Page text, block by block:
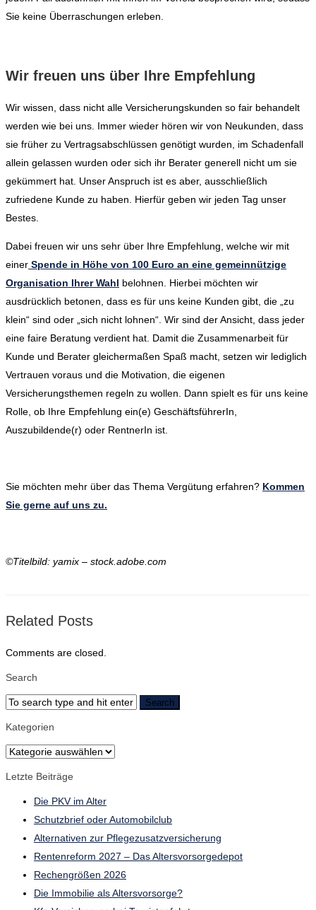
Sie keine Überraschungen erleben.
Wir freuen uns über Ihre Empfehlung
Wir wissen, dass nicht alle Versicherungskunden so fair behandelt
werden wie bei uns. Immer wieder hören wir von Neukunden, dass
sie früher zu Vertragsabschlüssen genötigt wurden, im Schadenfall
allein gelassen wurden oder sich ihr Berater generell nicht um sie
gekümmert hat. Unser Anspruch ist es aber, ausschließlich
zufriedene Kunde zu haben. Hierfür geben wir jeden Tag unser
Bestes.
Dabei freuen wir uns sehr über Ihre Empfehlung, welche wir mit
einer Spende in Höhe von 100 Euro an eine gemeinnützige
Organisation Ihrer Wahl belohnen. Hierbei möchten wir
ausdrücklich betonen, dass es für uns keine Kunden gibt, die „zu
klein“ sind oder „sich nicht lohnen“. Wir sind der Ansicht, dass jeder
eine faire Beratung verdient hat. Damit die Zusammenarbeit für
Kunde und Berater gleichermaßen Spaß macht, setzen wir lediglich
Vertrauen voraus und die Motivation, die eigenen
Versicherungsthemen regeln zu wollen. Dann spielt es für uns keine
Rolle, ob Ihre Empfehlung ein(e) GeschäftsführerIn,
Auszubildende(r) oder RentnerIn ist.
Sie möchten mehr über das Thema Vergütung erfahren? Kommen
Sie gerne auf uns zu.
©Titelbild: yamix – stock.adobe.com
Related Posts
Comments are closed.
Search
Kategorien
Kategorien
Letzte Beiträge
Die PKV im Alter
Schutzbrief oder Automobilclub
Alternativen zur Pflegezusatzversicherung
Rentenreform 2027 – Das Altersvorsorgedepot
Rechengrößen 2026
Die Immobilie als Altersvorsorge?